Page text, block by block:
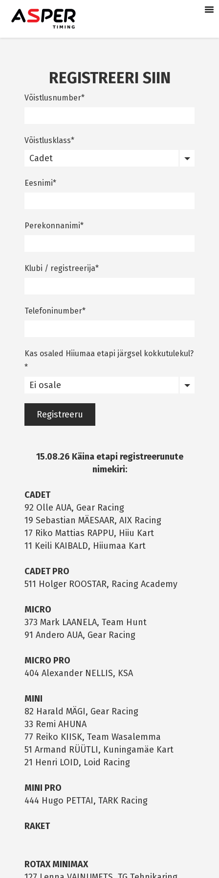
REGISTREERI SIIN
Võistlusnumber
Võistlusklass
Cadet
Eesnimi
Perekonnanimi
Klubi / registreerija
Telefoninumber
Kas osaled Hiiumaa etapi järgsel kokkutulekul?
Ei osale
15.08.26 Käina etapi registreerunute
nimekiri:
CADET
92 Olle AUA, Gear Racing
19 Sebastian MÄESAAR, AIX Racing
17 Riko Mattias RAPPU, Hiiu Kart
11 Keili KAIBALD, Hiiumaa Kart
CADET PRO
511 Holger ROOSTAR, Racing Academy
MICRO
373 Mark LAANELA, Team Hunt
91 Andero AUA, Gear Racing
MICRO PRO
404 Alexander NELLIS, KSA
MINI
82 Harald MÄGI, Gear Racing
33 Remi AHUNA
77 Reiko KIISK, Team Wasalemma
51 Armand RÜÜTLI, Kuningamäe Kart
21 Henri LOID, Loid Racing
MINI PRO
444 Hugo PETTAI, TARK Racing
RAKET
ROTAX MINIMAX